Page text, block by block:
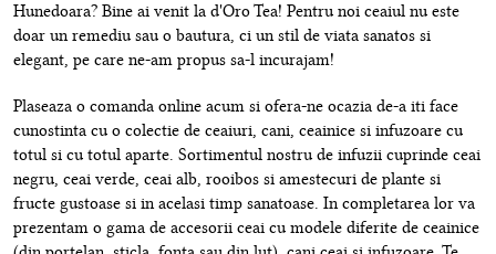
Hunedoara? Bine ai venit la d'Oro Tea! Pentru noi ceaiul nu este
doar un remediu sau o bautura, ci un stil de viata sanatos si
elegant, pe care ne-am propus sa-l incurajam!
Plaseaza o comanda online acum si ofera-ne ocazia de-a iti face
cunostinta cu o colectie de ceaiuri, cani, ceainice si infuzoare cu
totul si cu totul aparte. Sortimentul nostru de infuzii cuprinde ceai
negru, ceai verde, ceai alb, rooibos si amestecuri de plante si
fructe gustoase si in acelasi timp sanatoase. In completarea lor va
prezentam o gama de accesorii ceai cu modele diferite de ceainice